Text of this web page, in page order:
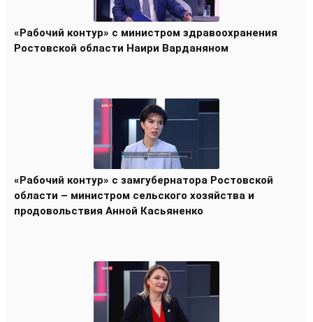
«Рабочий контур» с министром здравоохранения
Ростовской области Наири Варданяном
«Рабочий контур» с замгубернатора Ростовской
области – министром сельского хозяйства и
продовольствия Анной Касьяненко